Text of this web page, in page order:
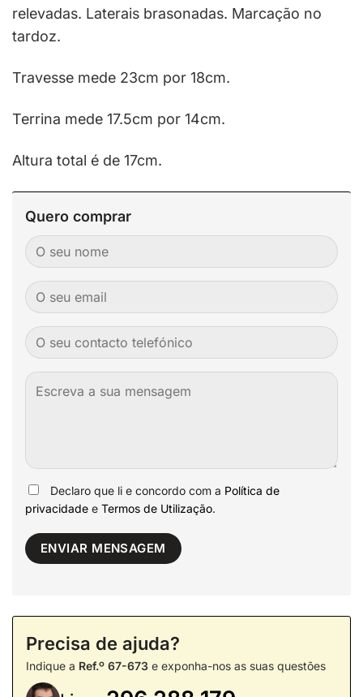
relevadas. Laterais brasonadas. Marcação no
tardoz.
Travesse mede 23cm por 18cm.
Terrina mede 17.5cm por 14cm.
Altura total é de 17cm.
Quero comprar
Declaro que li e concordo com a Política de
privacidade e Termos de Utilização.
Precisa de ajuda?
Indique a Ref.º 67-673 e exponha-nos as suas questões